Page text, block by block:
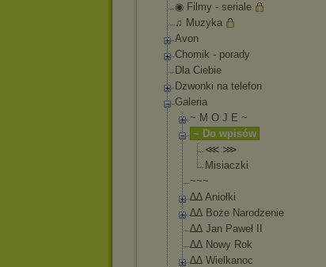
◉ Filmy - seriale
♫ Muzyka
Avon
Chomik - porady
Dla Ciebie
Dzwonki na telefon
Galeria
~ M O J E ~
~ Do wpisów
⋘ ⋙
Misiaczki
~~~
∆∆ Aniołki
∆∆ Boże Narodzenie
∆∆ Jan Paweł II
∆∆ Nowy Rok
∆∆ Wielkanoc